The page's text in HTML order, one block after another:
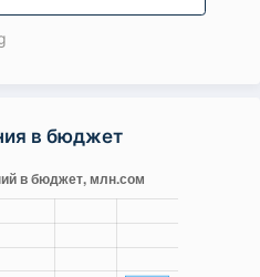
в бюджет